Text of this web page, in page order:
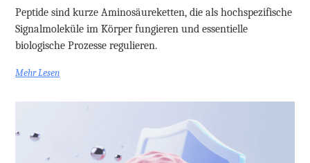
Peptide sind kurze Aminosäureketten, die als hochspezifische
Signalmoleküle im Körper fungieren und essentielle
biologische Prozesse regulieren.
Mehr Lesen